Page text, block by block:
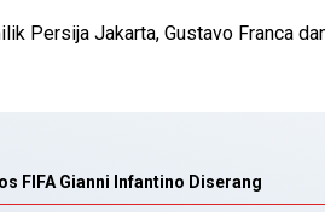
Persija Jakarta, Gustavo Franca
FIFA Gianni Infantino Diserang